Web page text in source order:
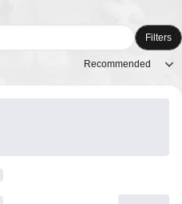
Filters
Recommended